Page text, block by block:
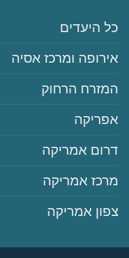
‏כל היעדים
‏אירופה ומרכז אסיה
‏המזרח הרחוק
‏אפריקה
‏דרום אמריקה
‏מרכז אמריקה
‏צפון אמריקה